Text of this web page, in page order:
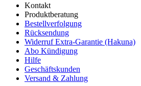
Kontakt
Produktberatung
Bestellverfolgung
Rücksendung
Widerruf Extra-Garantie (Hakuna)
Abo Kündigung
Hilfe
Geschäftskunden
Versand & Zahlung